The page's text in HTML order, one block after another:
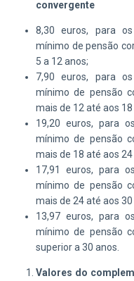
convergente
8,30 euros, para
mínimo de pensão
5 a 12 anos;
7,90 euros, para
mínimo de pensão
mais de 12 até aos
19,20 euros, para
mínimo de pensão
mais de 18 até aos
17,91 euros, para
mínimo de pensão
mais de 24 até aos
13,97 euros, para
mínimo de pensão
superior a 30 anos
Valores do